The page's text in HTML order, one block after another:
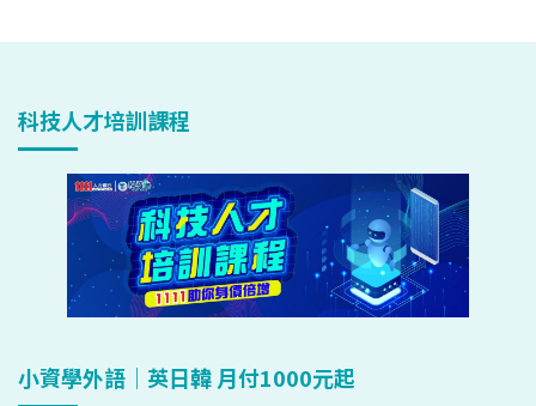
科技人才培訓課程
小資學外語｜英日韓 月付1000元起